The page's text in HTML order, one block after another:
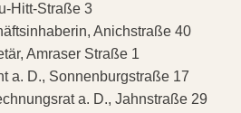
Hitt-Straße 3
Anichstraße 40
Amraser Straße 1
a. D., Sonnenburgstraße 17
a. D., Jahnstraße 29